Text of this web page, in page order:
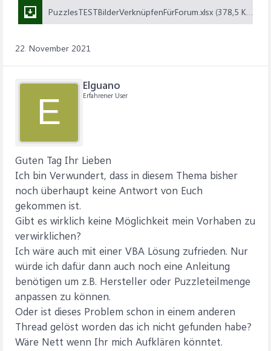
PuzzlesTESTBilderVerknüpfenFürForum.xlsx (378,5 KB)
22. November 2021
E
Elguano
Erfahrener User
Guten Tag Ihr Lieben
Ich bin Verwundert, dass in diesem Thema bisher
noch überhaupt keine Antwort von Euch
gekommen ist.
Gibt es wirklich keine Möglichkeit mein Vorhaben zu
verwirklichen?
Ich wäre auch mit einer VBA Lösung zufrieden. Nur
würde ich dafür dann auch noch eine Anleitung
benötigen um z.B. Hersteller oder Puzzleteilmenge
anpassen zu können.
Oder ist dieses Problem schon in einem anderen
Thread gelöst worden das ich nicht gefunden habe?
Wäre Nett wenn Ihr mich Aufklären könntet.